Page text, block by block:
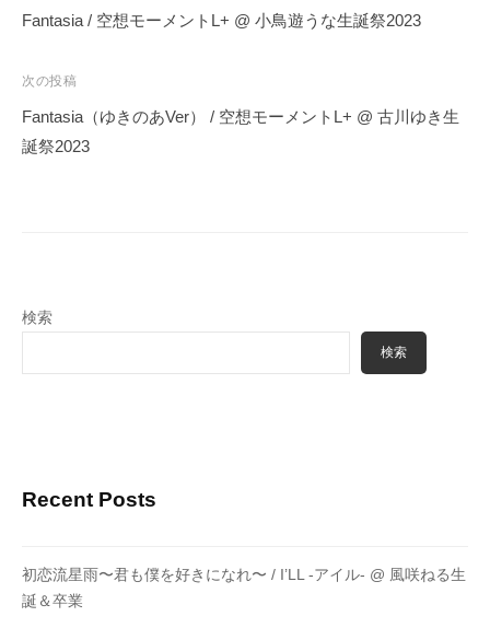
稿
ビ
ゲ
ー
Fantasia / 空想モーメントL+ @ 小鳥遊うな生誕祭2023
次の投稿
Fantasia（ゆきのあVer） / 空想モーメントL+ @ 古川ゆき生
誕祭2023
検索
検索
Recent Posts
初恋流星雨〜君も僕を好きになれ〜 / I’LL -アイル- @ 風咲ねる生
誕＆卒業